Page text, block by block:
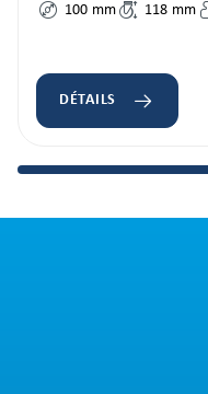
100 mm 118 mm
DÉTAILS